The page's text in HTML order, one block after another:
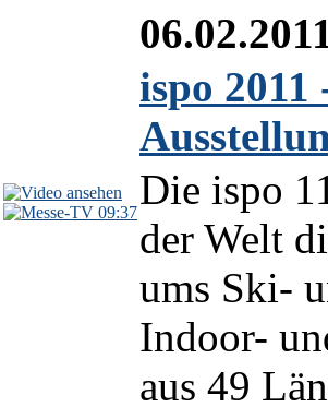
09:37
ispo
Die ispo
der Welt
ums Ski-
Indoor-
aus 49